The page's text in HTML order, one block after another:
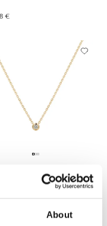
About
€
s diamantom Secret